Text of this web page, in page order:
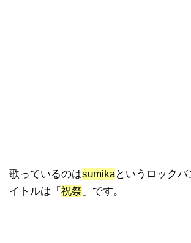
歌っているのはsumikaというロックバ
イトルは「 祝祭 」です。